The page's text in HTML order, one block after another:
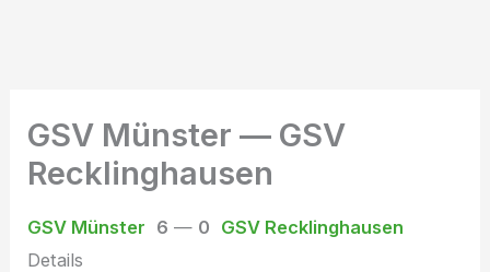
GSV Münster — GSV
Recklinghausen
GSV Münster 6 — 0 GSV Recklinghausen
Details